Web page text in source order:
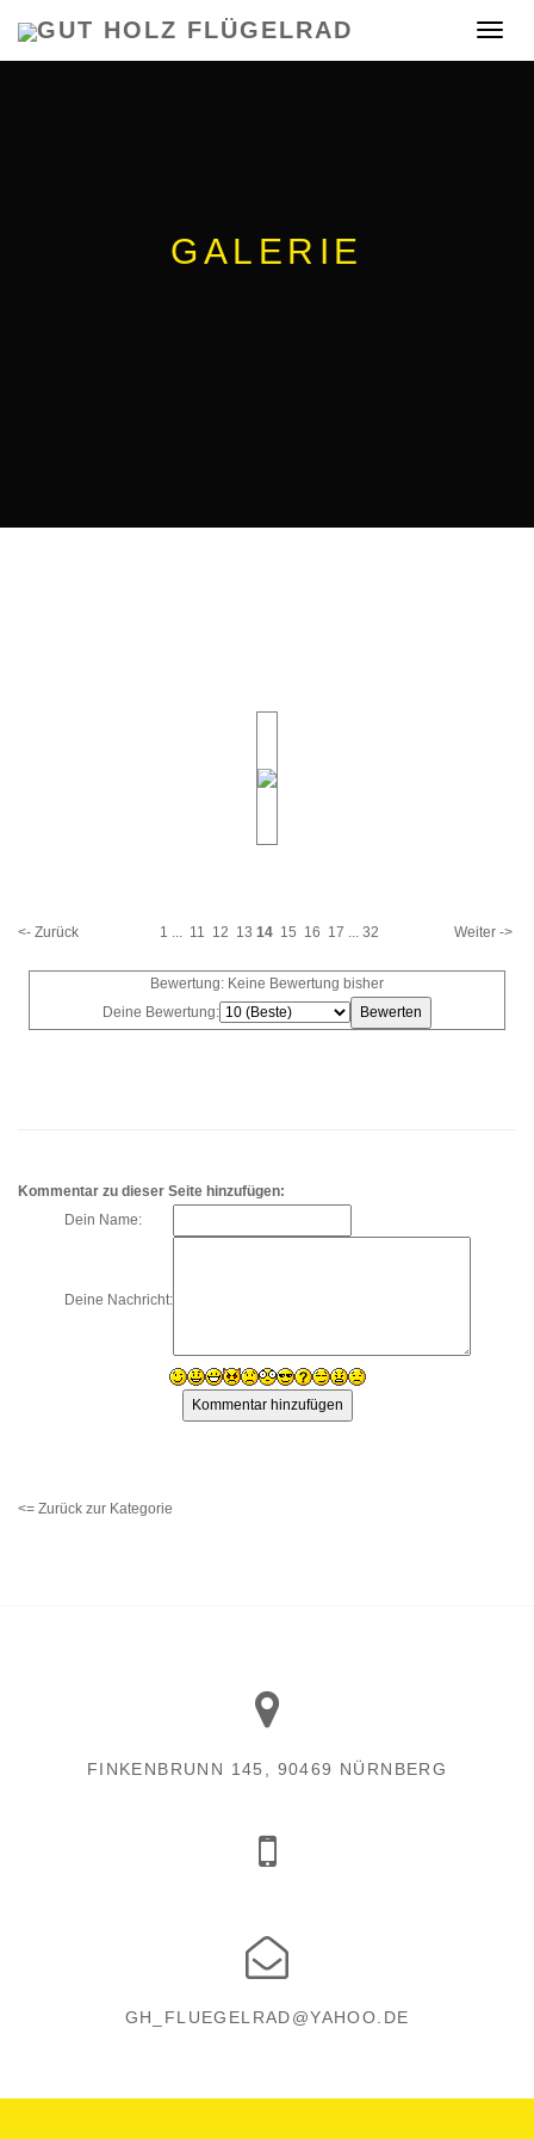
Toggle
GUT HOLZ FLÜGELRAD
GALERIE
<- Zurück 1 ... 11 12 13 14 15 16 17 ... 32 Weiter ->
Bewertung: Keine Bewertung bisher
Deine Bewertung:
Kommentar zu dieser Seite hinzufügen:
Dein Name:
Deine Nachricht:
<= Zurück zur Kategorie
FINKENBRUNN 145, 90469 NÜRNBERG
GH_FLUEGELRAD@YAHOO.DE